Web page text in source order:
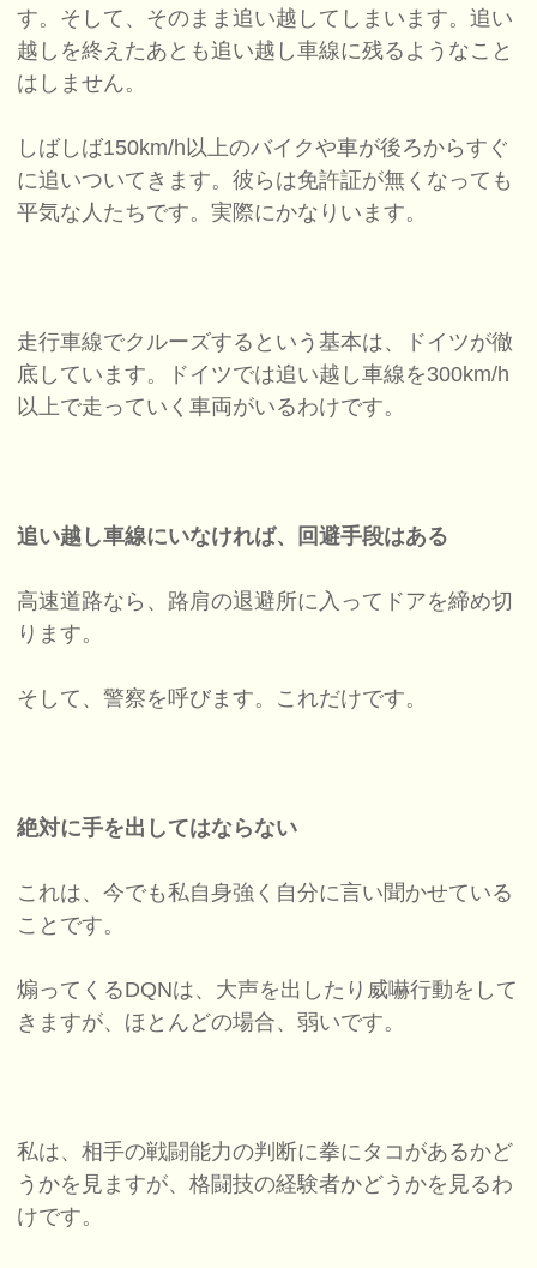
す。そして、そのまま追い越してしまいます。追い
越しを終えたあとも追い越し車線に残るようなこと
はしません。
しばしば150km/h以上のバイクや車が後ろからすぐ
に追いついてきます。彼らは免許証が無くなっても
平気な人たちです。実際にかなりいます。
走行車線でクルーズするという基本は、ドイツが徹
底しています。ドイツでは追い越し車線を300km/h
以上で走っていく車両がいるわけです。
追い越し車線にいなければ、回避手段はある
高速道路なら、路肩の退避所に入ってドアを締め切
ります。
そして、警察を呼びます。これだけです。
絶対に手を出してはならない
これは、今でも私自身強く自分に言い聞かせている
ことです。
煽ってくるDQNは、大声を出したり威嚇行動をして
きますが、ほとんどの場合、弱いです。
私は、相手の戦闘能力の判断に拳にタコがあるかど
うかを見ますが、格闘技の経験者かどうかを見るわ
けです。